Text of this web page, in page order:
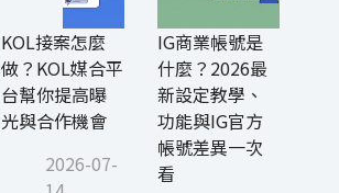
KOL接案怎麼
做？KOL媒合平
台幫你提高曝
光與合作機會
2026-07-
IG商業帳號是
什麼？2026最
新設定教學、
功能與IG官方
帳號差異一次
看